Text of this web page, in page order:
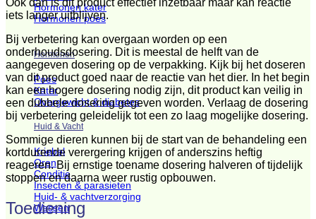
Hormonen kater
Hormonen poes
Hormonen
Poes
Kater
Overgewicht & diabetes
Huid & Vacht
Kriebel
Oren
Conditie
Insecten & parasieten
Huid- & vachtverzorging
Wassen
Ook dan is dit product effectief inzetbaar maar kan reactie
iets langer uitblijven.
Bij verbetering kan overgaan worden op een
onderhoudsdosering. Dit is meestal de helft van de
aangegeven dosering op de verpakking. Kijk bij het doseren
van dit product goed naar de reactie van het dier. In het begin
kan een hogere dosering nodig zijn, dit product kan veilig in
een dubbele dosering gegeven worden. Verlaag de dosering
bij verbetering geleidelijk tot een zo laag mogelijke dosering.
Sommige dieren kunnen bij de start van de behandeling een
kortdurende verergering krijgen of anderszins heftig
reageren. Bij ernstige toename dosering halveren of tijdelijk
stoppen en daarna weer rustig opbouwen.
Toediening